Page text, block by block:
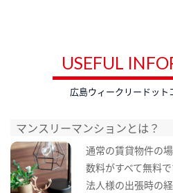
USEFUL
広島ウィークリードット
マンスリーマンションとは？
通常の賃貸物件の
数料がすべて無料で
法人様の出張時の